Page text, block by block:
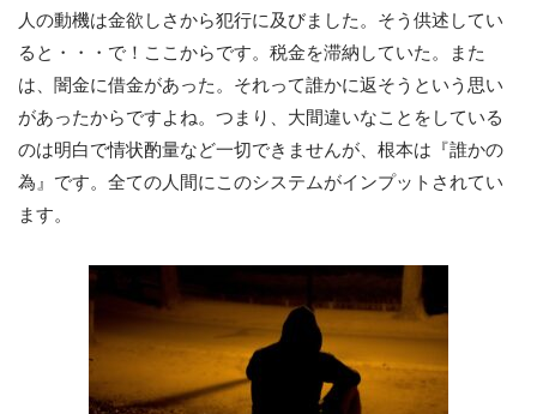
人の動機は金欲しさから犯行に及びました。そう供述してい
ると・・・で！ここからです。税金を滞納していた。また
は、闇金に借金があった。それって誰かに返そうという思い
があったからですよね。つまり、大間違いなことをしている
のは明白で情状酌量など一切できませんが、根本は『誰かの
為』です。全ての人間にこのシステムがインプットされてい
ます。